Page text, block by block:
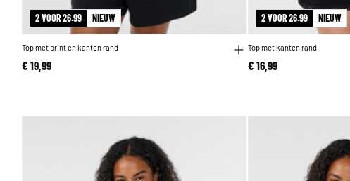
2 VOOR 26.99 NIEUW
Top met print en kanten rand
€ 19,99
2 VOOR 26.99 NIEUW
Top met kanten rand
€ 16,99